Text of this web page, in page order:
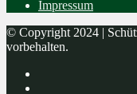
Impressum
© Copyright 2024 |
vorbehalten.